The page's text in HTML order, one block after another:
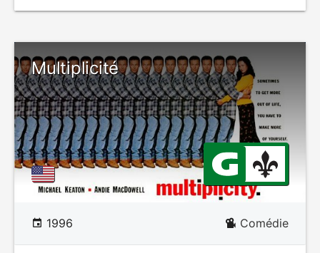
Multiplicité
1996 Comédie